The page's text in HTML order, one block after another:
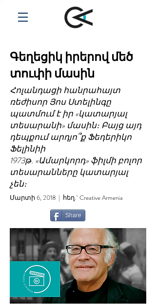
Գեղեցիկ իրերով մեծ
տուփի մասին
Հոլանդացի հանրահայտ
ռեժիսոր Յոս Ստելինգը
պատմում է իր «կատարյալ
տեսարանի» մասին։ Բայց այդ
դեպքում արդյո՞ք Ֆեդերիկո
Ֆելինիի
1973թ. «Ամարկորդ» ֆիլմի բոլոր
տեսարանները կատարյալ
չեն։
Մարտի 6, 2018 | հեղ.` Creative Armenia
Share